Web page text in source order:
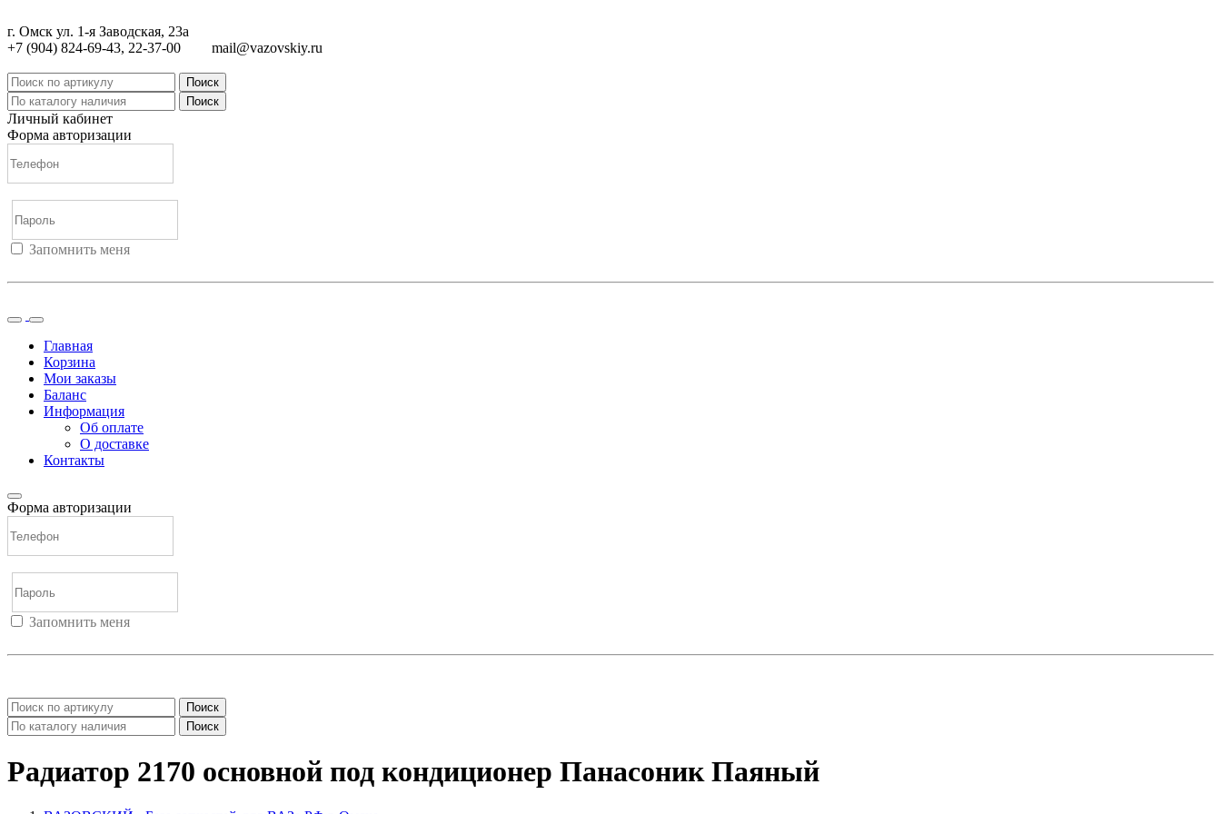
г. Омск ул. 1-я Заводская, 23а
+7 (904) 824-69-43, 22-37-00
mail@vazovskiy.ru
Поиск
Поиск
Личный кабинет
Форма авторизации
Запомнить меня
Главная
Корзина
Мои заказы
Баланс
Информация
Об оплате
О доставке
Контакты
Форма авторизации
Запомнить меня
Поиск
Поиск
Радиатор 2170 основной под кондиционер Панасоник Паяный